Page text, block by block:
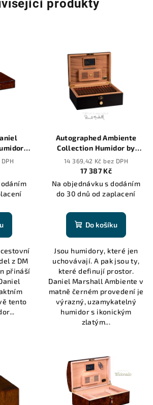
produkty
-
z DM
přináší
tento
Autographed Ambiente
Collection Humidor by
Daniel Marshall in black
matte with lift out tray -
14 369,42 Kč bez DPH
17 387 Kč
Na objednávku s dodáním
do 30 dnů od zaplacení
Do košíku
Jsou humidory, které jen
uchovávají. A pak jsou ty,
které definují prostor.
Daniel Marshall Ambiente v
matně černém provedení je
výrazný, uzamykatelný
humidor s ikonickým
zlatým...